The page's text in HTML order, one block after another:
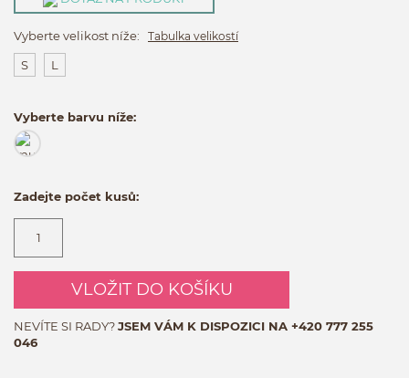
Vyberte velikost níže: Tabulka velikostí
S L
Vyberte barvu níže:
Zadejte počet kusů:
VLOŽIT DO KOŠÍKU
NEVÍTE SI RADY?JSEM VÁM K DISPOZICI NA +420 777 255
046